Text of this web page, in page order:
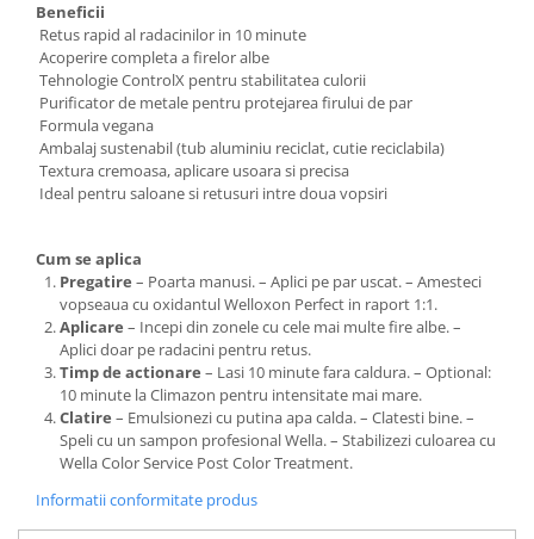
Beneficii
Retus rapid al radacinilor in 10 minute
Acoperire completa a firelor albe
Tehnologie ControlX pentru stabilitatea culorii
Purificator de metale pentru protejarea firului de par
Formula vegana
Ambalaj sustenabil (tub aluminiu reciclat, cutie reciclabila)
Textura cremoasa, aplicare usoara si precisa
Ideal pentru saloane si retusuri intre doua vopsiri
Cum se aplica
Pregatire – Poarta manusi. – Aplici pe par uscat. – Amesteci
vopseaua cu oxidantul Welloxon Perfect in raport 1:1.
Aplicare – Incepi din zonele cu cele mai multe fire albe. –
Aplici doar pe radacini pentru retus.
Timp de actionare – Lasi 10 minute fara caldura. – Optional:
10 minute la Climazon pentru intensitate mai mare.
Clatire – Emulsionezi cu putina apa calda. – Clatesti bine. –
Speli cu un sampon profesional Wella. – Stabilizezi culoarea cu
Wella Color Service Post Color Treatment.
Informatii conformitate produs